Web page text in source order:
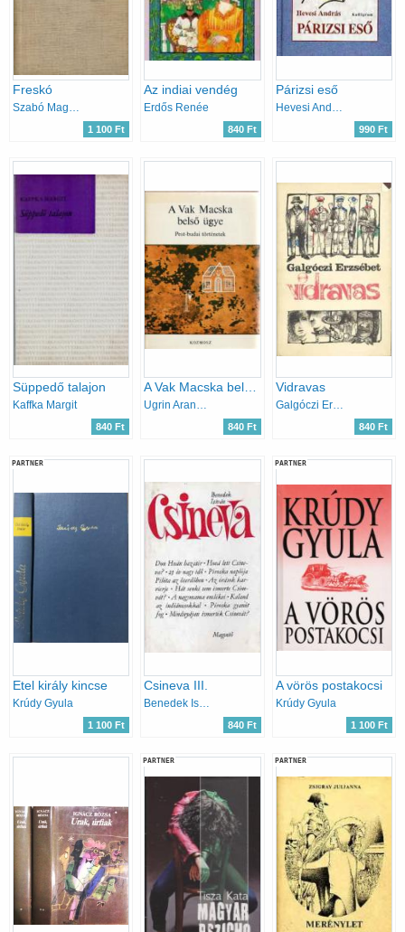
Freskó
1 100 Ft
Az indiai vendég
Erdős Renée
840 Ft
Párizsi eső
990 Ft
Süppedő talajon
Kaffka Margit
840 Ft
A Vak Macska belső ügye (Pest-budai történetek)
Ugrin Aranka-Vargha Kálmán
840 Ft
Vidravas
Galgóczi Erzsébet
840 Ft
PARTNER
Etel király kincse
Krúdy Gyula
1 100 Ft
Csineva III.
Benedek István
840 Ft
PARTNER
A vörös postakocsi
Krúdy Gyula
1 100 Ft
PARTNER PARTNER